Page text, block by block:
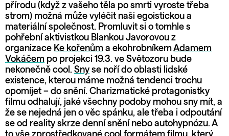
přírodu (když z vašeho těla po smrti vyroste třeba
strom) možná může vyléčit naši egoistickou a
materiální společnost. Promluvit si o tomhle s
pohřební aktivistkou Blankou Javorovou z
organizace Ke kořenům a ekohrobníkemAdamem
Vokáčem po projekci 19.3. ve Světozoru bude
nekonečně cool. Sny se noří do oblasti lidské
existence, kterou máme možná tendenci trochu
opomíjet – do snění. Charizmatické protagonistky
filmu odhalují, jaké všechny podoby mohou sny mít, a
že se nejedná jen o věc spánku, ale třeba i odpoutání
se od reality skrze denní snění nebo autohypnózu. A